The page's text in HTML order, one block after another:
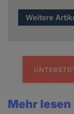
Weitere
Mehr